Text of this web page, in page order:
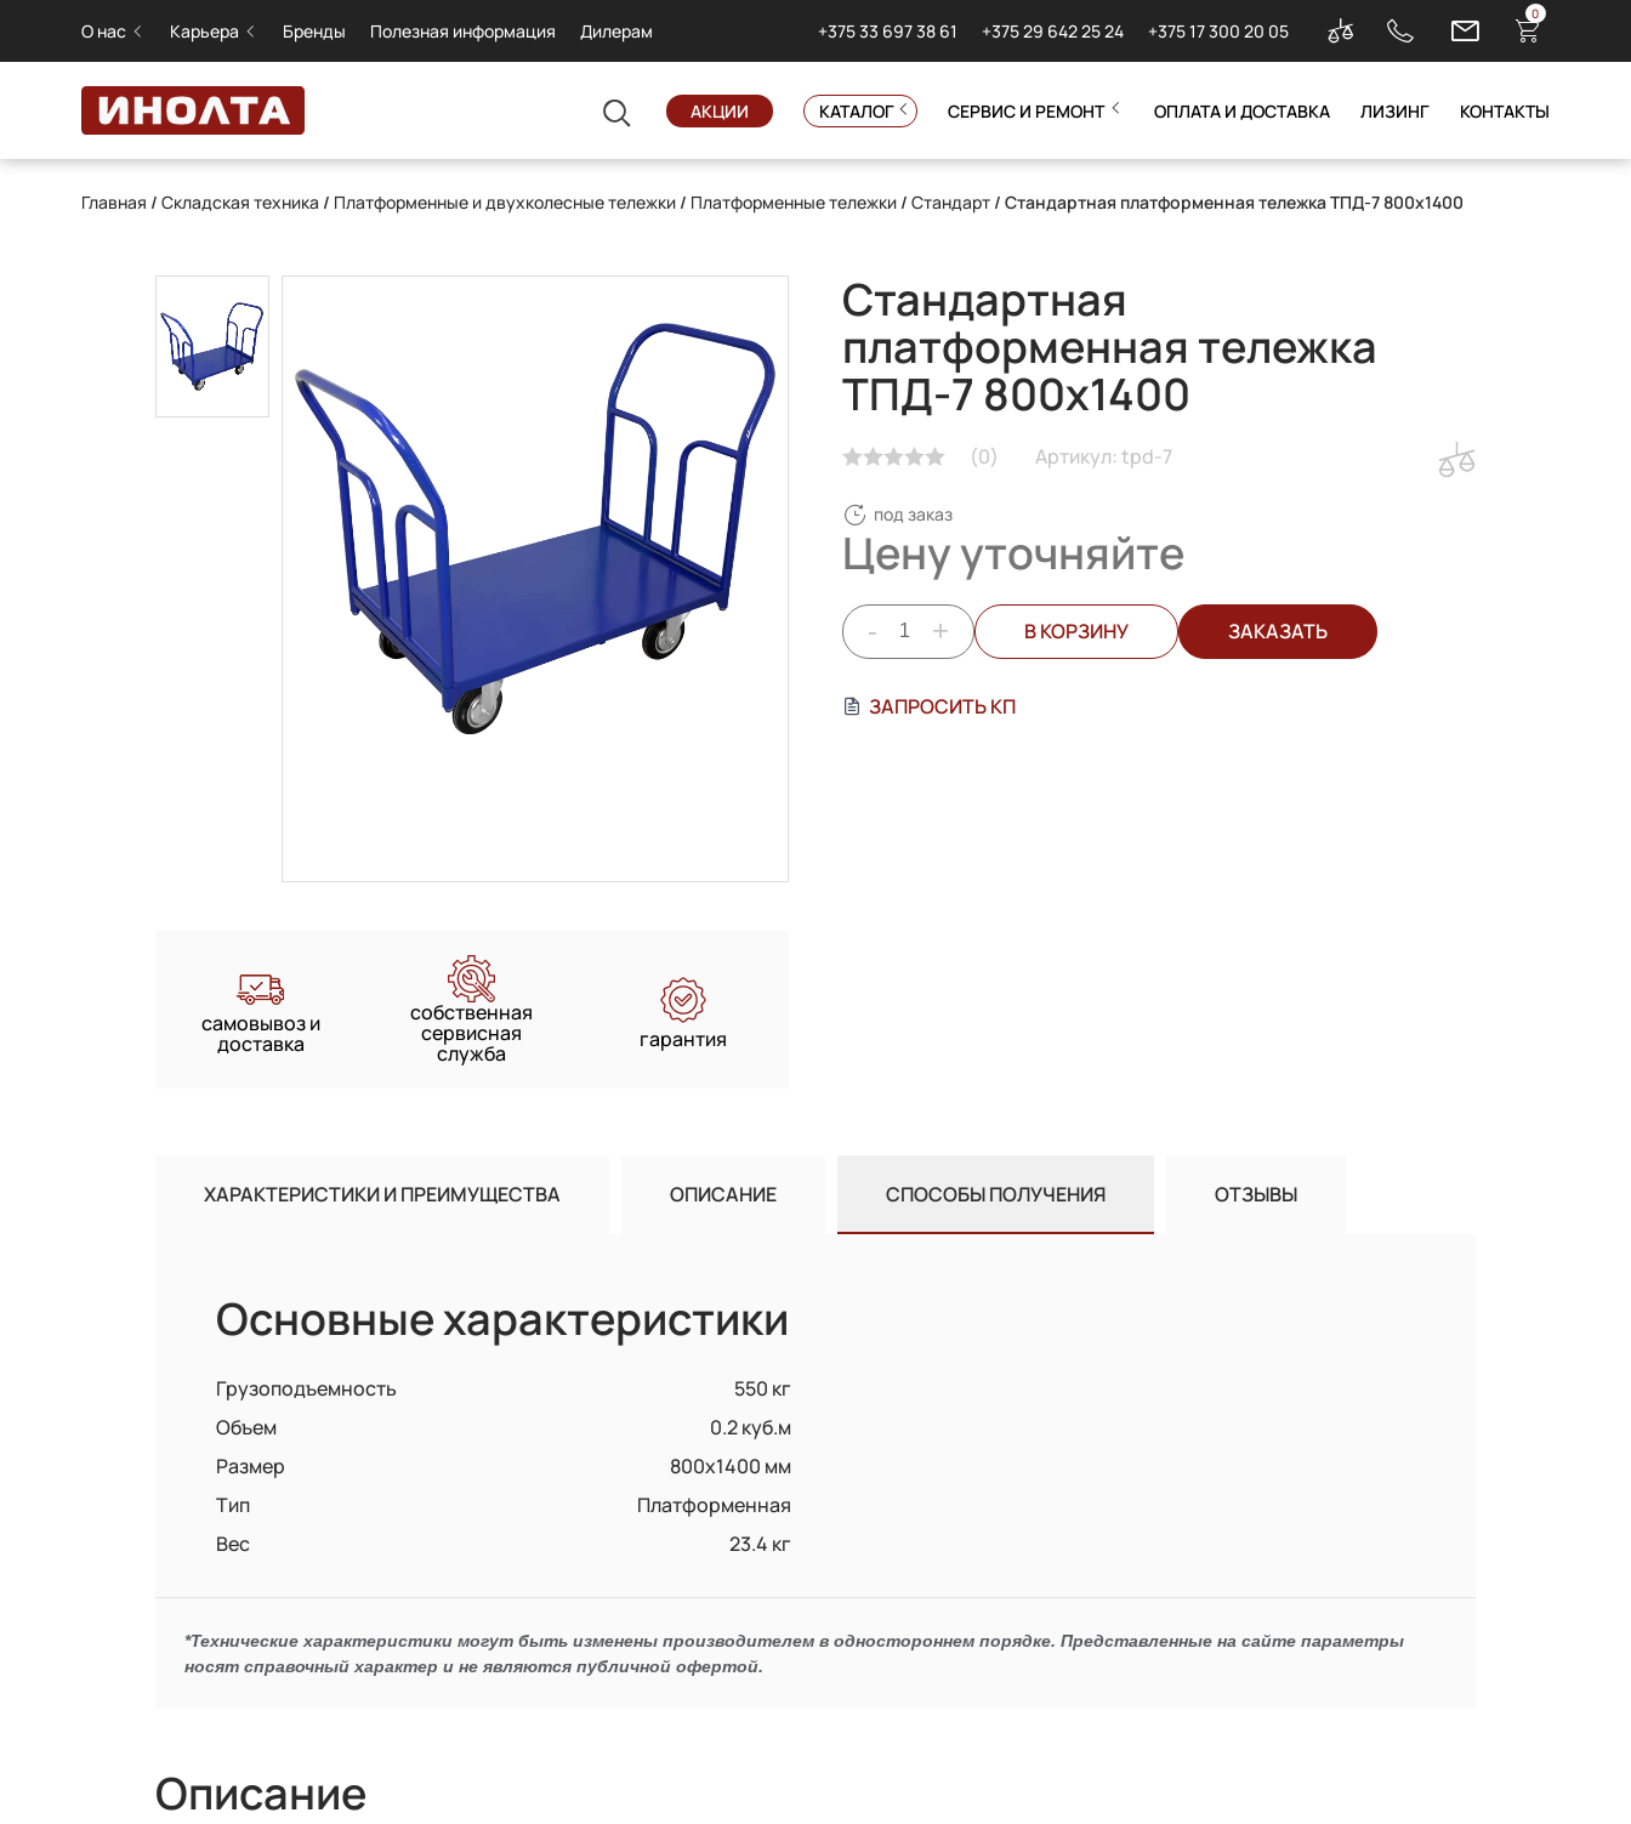
О нас Карьера Бренды Полезная информация Дилерам +375 33 697 38 61 +375 29 642 25 24 +375 17 300 20 05
0
АКЦИИ КАТАЛОГ СЕРВИС И РЕМОНТ ОПЛАТА И ДОСТАВКА ЛИЗИНГ КОНТАКТЫ
Главная /Складская техника / Платформенные и двухколесные тележки / Платформенные тележки /Стандарт / Стандартная платформенная тележка ТПД-7 800х1400
самовывоз и
доставка
собственная
сервисная
служба
гарантия
Стандартная
платформенная тележка
ТПД-7 800х1400
(0) Артикул: tpd-7
под заказ
Цену уточняйте
- + В КОРЗИНУ ЗАКАЗАТЬ
ЗАПРОСИТЬ КП
ХАРАКТЕРИСТИКИ И ПРЕИМУЩЕСТВА ОПИСАНИЕ СПОСОБЫ ПОЛУЧЕНИЯ ОТЗЫВЫ
Основные характеристики
Грузоподъемность
550 кг
Объем
0.2 куб.м
Размер
800х1400 мм
Тип
Платформенная
Вес
23.4 кг
*Технические характеристики могут быть изменены производителем в одностороннем порядке. Представленные на сайте параметры
носят справочный характер и не являются публичной офертой.
Описание